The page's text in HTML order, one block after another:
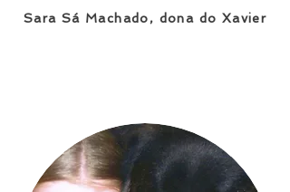
Sara Sá Machado, dona do Xavier